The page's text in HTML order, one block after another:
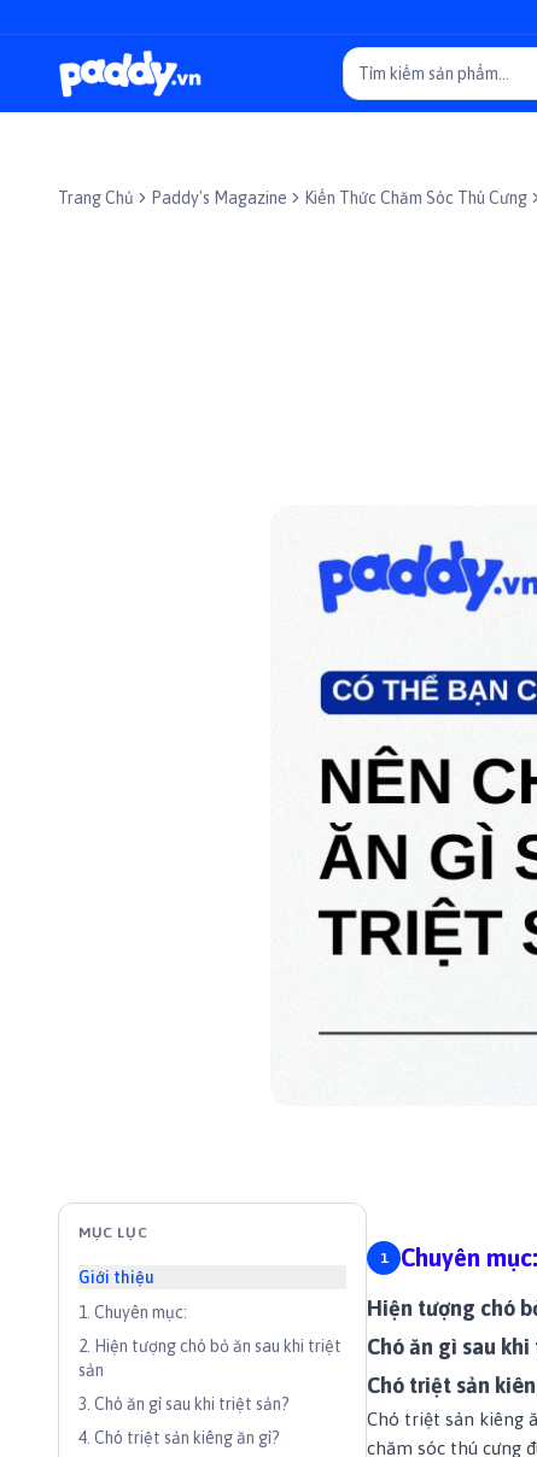
Trang Chủ Paddy's Magazine Kiến Thức Chăm Sóc Thú Cưng
MỤC LỤC
Giới thiệu
1 Chuyên mục:
2 Hiện tượng chó bỏ ăn sau khi triệt
sản
3 Chó ăn gì sau khi triệt sản?
4. Chó triệt sản kiêng ăn gì?
Chuyên mục:
Hiện tượng chó
Chó ăn gì sau
Chó triệt sản
Chó triệt sản kiêng
chăm sóc thú cưng